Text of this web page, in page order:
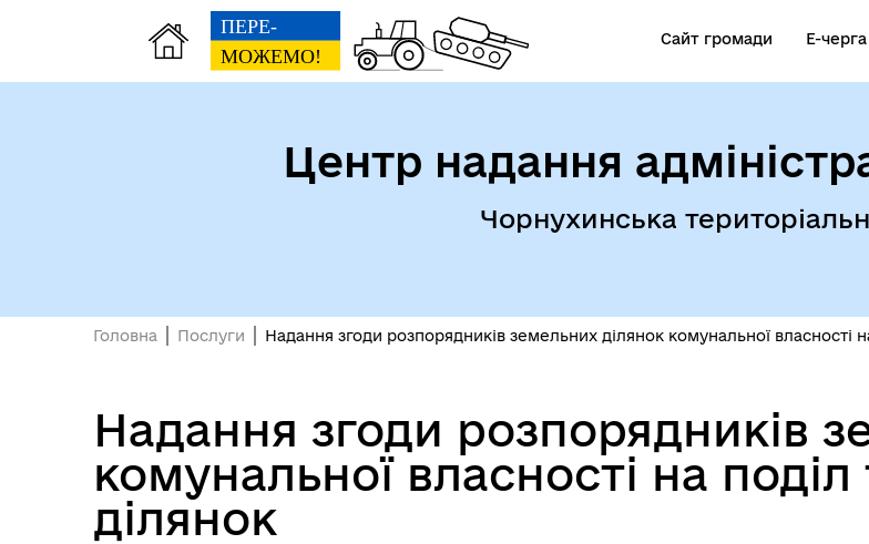
Сайт громади Е-черга
Центр надання
Чорнухинська
Головна Послуги Надання згоди розпорядників земельних ділянок комунальної власності
Надання згоди розпорядників
комунальної власності на
ділянок